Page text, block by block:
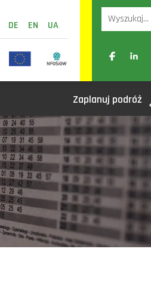
DE EN UA
A- A
Zaplanuj podróż